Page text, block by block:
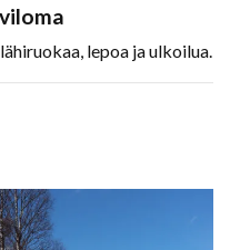
lepoa ja ulkoilua.